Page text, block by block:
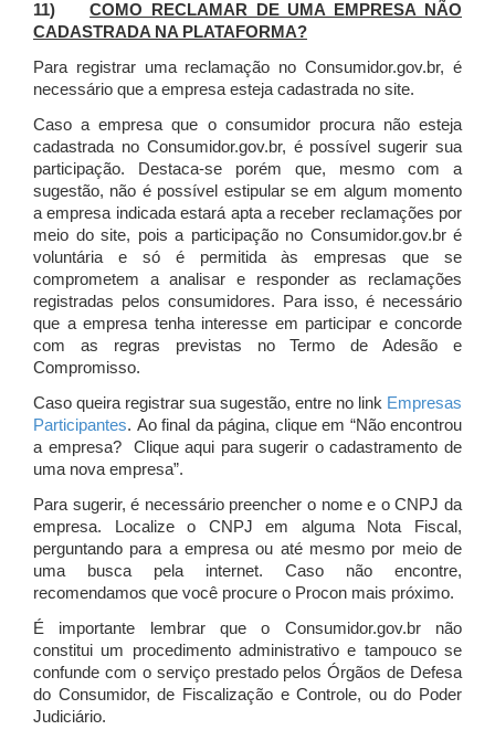
11)COMO RECLAMAR DE UMA EMPRESA NÃO
CADASTRADA NA PLATAFORMA?
Para registrar uma reclamação no Consumidor.gov.br, é
necessário que a empresa esteja cadastrada no site.
Caso a empresa que o consumidor procura não esteja
cadastrada no Consumidor.gov.br, é possível sugerir sua
participação. Destaca-se porém que, mesmo com a
sugestão, não é possível estipular se em algum momento
a empresa indicada estará apta a receber reclamações por
meio do site, pois a participação no Consumidor.gov.br é
voluntária e só é permitida às empresas que se
comprometem a analisar e responder as reclamações
registradas pelos consumidores. Para isso, é necessário
que a empresa tenha interesse em participar e concorde
com as regras previstas no Termo de Adesão e
Compromisso.
Caso queira registrar sua sugestão, entre no link Empresas
Participantes. Ao final da página, clique em “Não encontrou
a empresa? Clique aqui para sugerir o cadastramento de
uma nova empresa”.
Para sugerir, é necessário preencher o nome e o CNPJ da
empresa. Localize o CNPJ em alguma Nota Fiscal,
perguntando para a empresa ou até mesmo por meio de
uma busca pela internet. Caso não encontre,
recomendamos que você procure o Procon mais próximo.
É importante lembrar que o Consumidor.gov.br não
constitui um procedimento administrativo e tampouco se
confunde com o serviço prestado pelos Órgãos de Defesa
do Consumidor, de Fiscalização e Controle, ou do Poder
Judiciário.